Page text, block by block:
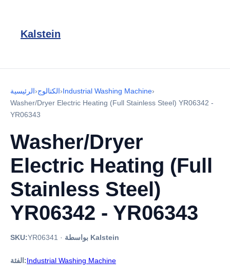
Kalstein
الرئيسية›الكتالوج›Industrial Washing Machine›
Washer/Dryer Electric Heating (Full Stainless Steel) YR06342 -
YR06343
Washer/Dryer
Electric Heating (Full
Stainless Steel)
YR06342 - YR06343
SKU:YR06341 · بواسطة Kalstein
الفئة:Industrial Washing Machine